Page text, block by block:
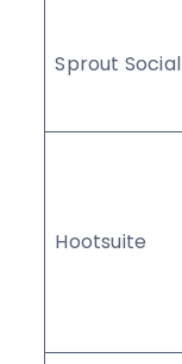
Sprout Social
Hootsuite